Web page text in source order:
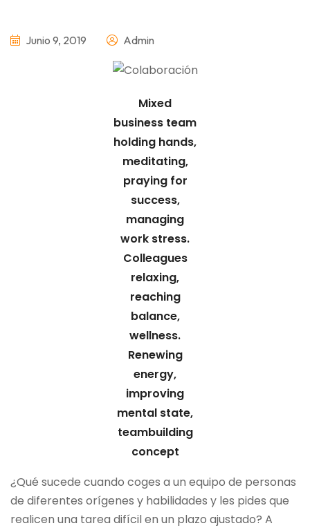
Junio 9, 2019 Admin
Mixed
business team
holding hands,
meditating,
praying for
success,
managing
work stress.
Colleagues
relaxing,
reaching
balance,
wellness.
Renewing
energy,
improving
mental state,
teambuilding
concept
¿Qué sucede cuando coges a un equipo de personas
de diferentes orígenes y habilidades y les pides que
realicen una tarea difícil en un plazo ajustado? A